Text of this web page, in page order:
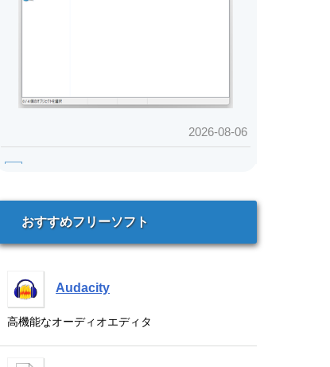
おすすめフリーソフト
Audacity
高機能なオーディオエディタ